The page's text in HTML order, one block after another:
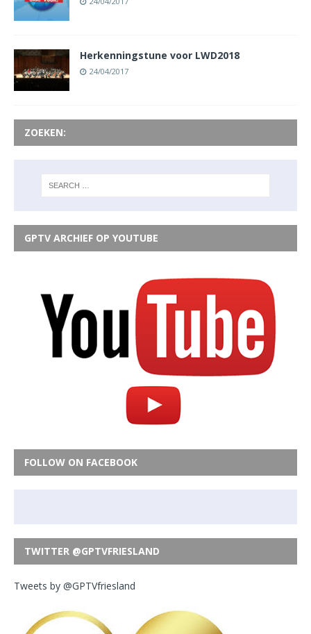
Herkenningstune voor LWD2018
24/04/2017
ZOEKEN:
GPTV ARCHIEF OP YOUTUBE
FOLLOW ON FACEBOOK
TWITTER @GPTVFRIESLAND
Tweets by @GPTVfriesland